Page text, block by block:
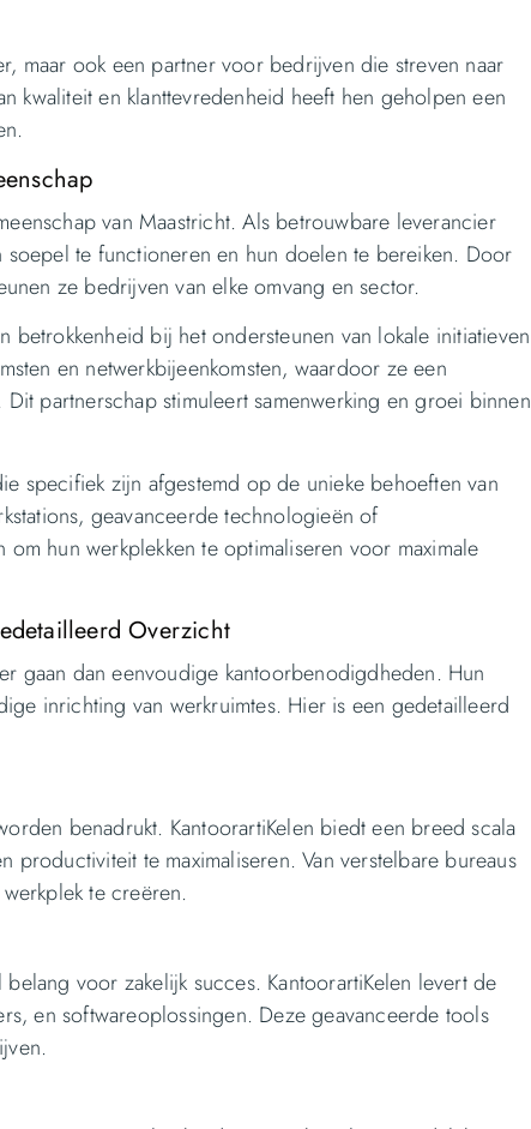
maar ook een partner voor bedrijven die streven naar
kwaliteit en klanttevredenheid heeft hen geholpen een
van Maastricht. Als betrouwbare leverancier
te functioneren en hun doelen te bereiken. Door
ze bedrijven van elke omvang en sector.
betrokkenheid bij het ondersteunen van lokale initiatieven
en netwerkbijeenkomsten, waardoor ze een
partnerschap stimuleert samenwerking en groei binnen
specifiek zijn afgestemd op de unieke behoeften van
geavanceerde technologieën of
hun werkplekken te optimaliseren voor maximale
Overzicht
gaan dan eenvoudige kantoorbenodigdheden. Hun
inrichting van werkruimtes. Hier is een gedetailleerd
benadrukt. KantoorartiKelen biedt een breed scala
te maximaliseren. Van verstelbare bureaus
te creëren.
voor zakelijk succes. KantoorartiKelen levert de
en softwareoplossingen. Deze geavanceerde tools